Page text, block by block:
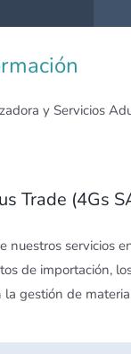
y Servicios
Trade (4Gs
nuestros servicios
de importación,
gestión de